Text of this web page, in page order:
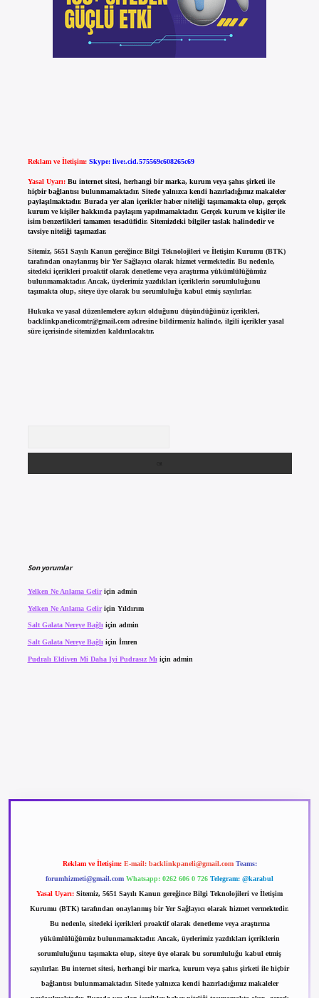
Reklam ve İletişim: Skype: live:.cid.575569c608265c69
Yasal Uyarı: Bu internet sitesi, herhangi bir marka, kurum veya şahıs şirketi ile
hiçbir bağlantısı bulunmamaktadır. Sitede yalnızca kendi hazırladığımız makaleler
paylaşılmaktadır. Burada yer alan içerikler haber niteliği taşımamakta olup, gerçek
kurum ve kişiler hakkında paylaşım yapılmamaktadır. Gerçek kurum ve kişiler ile
isim benzerlikleri tamamen tesadüfidir. Sitemizdeki bilgiler taslak halindedir ve
tavsiye niteliği taşımazlar.
Sitemiz, 5651 Sayılı Kanun gereğince Bilgi Teknolojileri ve İletişim Kurumu (BTK)
tarafından onaylanmış bir Yer Sağlayıcı olarak hizmet vermektedir. Bu nedenle,
sitedeki içerikleri proaktif olarak denetleme veya araştırma yükümlülüğümüz
bulunmamaktadır. Ancak, üyelerimiz yazdıkları içeriklerin sorumluluğunu
taşımakta olup, siteye üye olarak bu sorumluluğu kabul etmiş sayılırlar.
Hukuka ve yasal düzenlemelere aykırı olduğunu düşündüğünüz içerikleri,
backlinkpanelicomtr@gmail.comadresine bildirmeniz halinde, ilgili içerikler yasal
süre içerisinde sitemizden kaldırılacaktır.
Son yorumlar
Yelken Ne Anlama Geliriçin admin
Yelken Ne Anlama Geliriçin Yıldırım
Salt Galata Nereye Bağlıiçin admin
Salt Galata Nereye Bağlı için İmren
Pudralı Eldiven Mi Daha Iyi Pudrasız Mı için admin
Reklam ve İletişim: E-mail: backlinkpaneli@gmail.com Teams:
forumhizmeti@gmail.com Whatsapp: 0262 606 0 726 Telegram: @karabul
Yasal Uyarı: Sitemiz, 5651 Sayılı Kanun gereğince Bilgi Teknolojileri ve İletişim
Kurumu (BTK) tarafından onaylanmış bir Yer Sağlayıcı olarak hizmet vermektedir.
Bu nedenle, sitedeki içerikleri proaktif olarak denetleme veya araştırma
yükümlülüğümüz bulunmamaktadır. Ancak, üyelerimiz yazdıkları içeriklerin
sorumluluğunu taşımakta olup, siteye üye olarak bu sorumluluğu kabul etmiş
sayılırlar. Bu internet sitesi, herhangi bir marka, kurum veya şahıs şirketi ile hiçbir
bağlantısı bulunmamaktadır. Sitede yalnızca kendi hazırladığımız makaleler